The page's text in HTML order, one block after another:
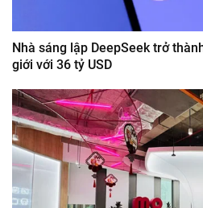
Nhà sáng lập DeepSeek trở
giới với 36 tỷ USD